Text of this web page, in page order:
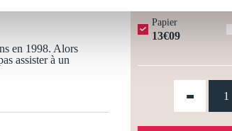
en 1998. Alors
assister à un
Papier
13€09
-